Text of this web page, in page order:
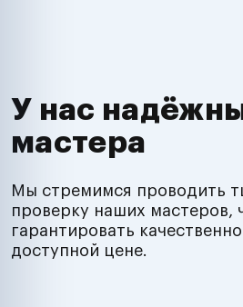
У нас
мастера
Мы стремимся проводить
проверку наших мастеров,
гарантировать
доступной цене.